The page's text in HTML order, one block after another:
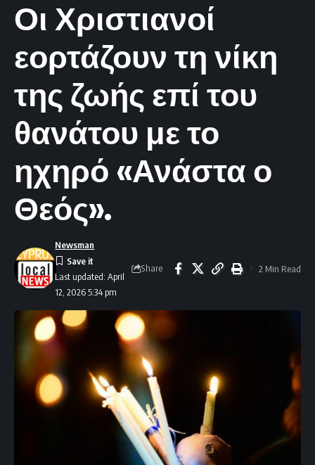
Οι Χριστιανοί
εορτάζουν τη νίκη
της ζωής επί του
θανάτου με το
ηχηρό «Ανάστα ο
Θεός».
Last updated: April
12, 2026 5:34 pm
Newsman
Share 2 Min Read